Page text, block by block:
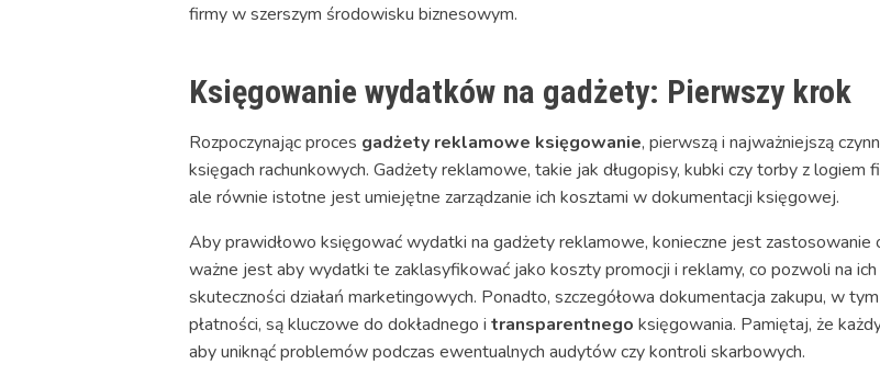
firmy w szerszym środowisku biznesowym.
Księgowanie wydatków na gadżety: Pierwszy krok
Rozpoczynając proces gadżety reklamowe księgowanie, pierwszą i najważniejszą
księgach rachunkowych. Gadżety reklamowe, takie jak długopisy, kubki czy torby z
ale równie istotne jest umiejętne zarządzanie ich kosztami w dokumentacji księgowej.
Aby prawidłowo księgować wydatki na gadżety reklamowe, konieczne jest
ważne jest aby wydatki te zaklasyfikować jako koszty promocji i reklamy, co pozwoli na
skuteczności działań marketingowych. Ponadto, szczegółowa dokumentacja zakupu, w
płatności, są kluczowe do dokładnego i transparentnego księgowania. Pamiętaj, że
aby uniknąć problemów podczas ewentualnych audytów czy kontroli skarbowych.